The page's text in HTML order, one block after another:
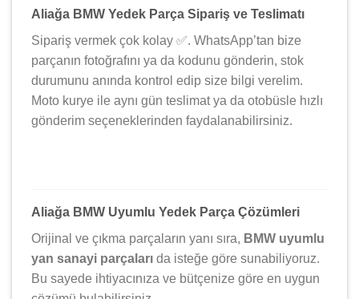
Aliağa BMW Yedek Parça Sipariş ve Teslimatı
Sipariş vermek çok kolay ✅. WhatsApp’tan bize
parçanın fotoğrafını ya da kodunu gönderin, stok
durumunu anında kontrol edip size bilgi verelim.
Moto kurye ile aynı gün teslimat ya da otobüsle hızlı
gönderim seçeneklerinden faydalanabilirsiniz.
Aliağa BMW Uyumlu Yedek Parça Çözümleri
Orijinal ve çıkma parçaların yanı sıra, BMW uyumlu
yan sanayi parçaları da isteğe göre sunabiliyoruz.
Bu sayede ihtiyacınıza ve bütçenize göre en uygun